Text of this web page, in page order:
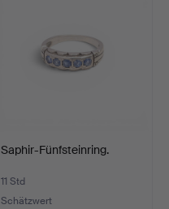
Saphir-Fünfsteinring.
11 Std
Schätzwert